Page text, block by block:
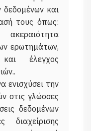
δεδομένων και
τους όπως:
ακεραιότητα
ερωτημάτων,
έλεγχος
ενισχύσει την
στις γλώσσες
δεδομένων